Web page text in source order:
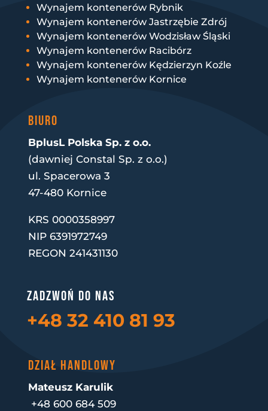
Wynajem kontenerów Rybnik
Wynajem kontenerów Jastrzębie Zdrój
Wynajem kontenerów Wodzisław Śląski
Wynajem kontenerów Racibórz
Wynajem kontenerów Kędzierzyn Koźle
Wynajem kontenerów Kornice
BIURO
BplusL Polska Sp. z o.o.
(dawniej Constal Sp. z o.o.)
ul. Spacerowa 3
47-480 Kornice
KRS 0000358997
NIP 6391972749
REGON 241431130
Zadzwoń do nas
+48 32 410 81 93
DZIAŁ HANDLOWY
Mateusz Karulik
+48 600 684 509